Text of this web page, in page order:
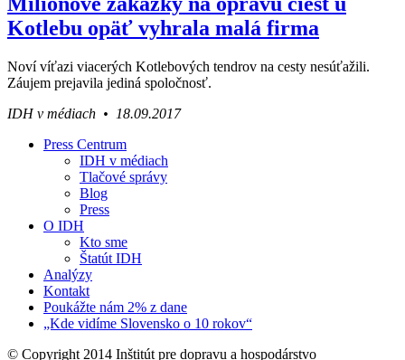
Kotlebu opäť vyhrala malá firma
Noví víťazi viacerých Kotlebových tendrov na cesty nesúťažili.
Záujem prejavila jediná spoločnosť.
IDH v médiach • 18.09.2017
Váš sprievodca svetom infraštruktúry a
ekonomiky
Press Centrum
IDH v médiach
Tlačové správy
Blog
Press
O IDH
Kto sme
Štatút IDH
Analýzy
Kontakt
Poukážte nám 2% z dane
„Kde vidíme Slovensko o 10 rokov“
© Copyright 2014 Inštitút pre dopravu a hospodárstvo